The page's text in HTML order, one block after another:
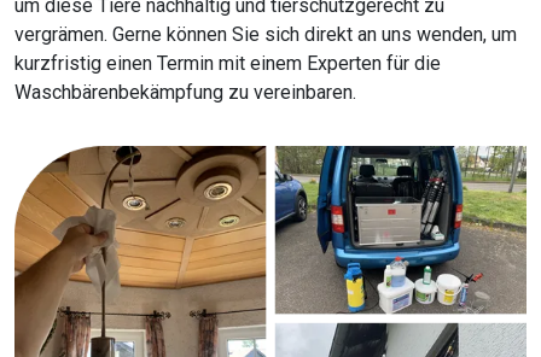
um diese Tiere nachhaltig und tierschutzgerecht zu
vergrämen. Gerne können Sie sich direkt an uns wenden, um
kurzfristig einen Termin mit einem Experten für die
Waschbärenbekämpfung zu vereinbaren.